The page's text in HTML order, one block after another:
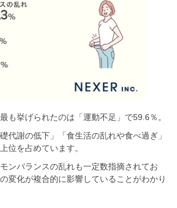
も挙げられたのは「運動不足」で59.6％。
代謝の低下」「食生活の乱れや食べ過ぎ」
位を占めています。
ンバランスの乱れも一定数指摘されてお
変化が複合的に影響していることがわかり